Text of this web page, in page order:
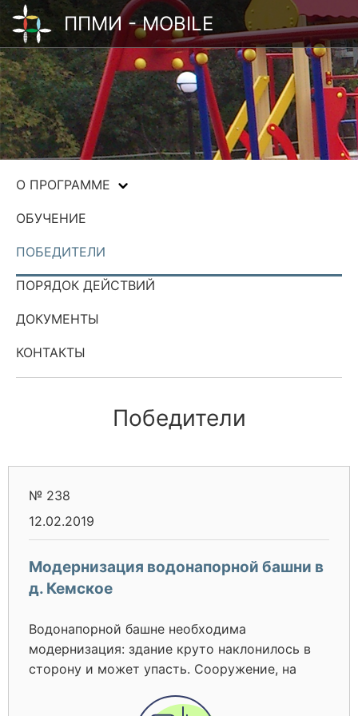
ППМИ - MOBILE
О ПРОГРАММЕ
ОБУЧЕНИЕ
ПОБЕДИТЕЛИ
ПОРЯДОК ДЕЙСТВИЙ
ДОКУМЕНТЫ
КОНТАКТЫ
Победители
№ 238
12.02.2019
Модернизация водонапорной башни в
д. Кемское
Водонапорной башне необходима
модернизация: здание круто наклонилось в
сторону и может упасть. Сооружение, на
состоянии и имеет вероятность не